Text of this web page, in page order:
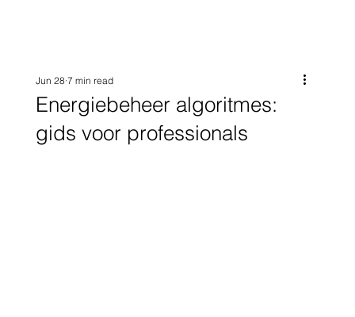
Energiebeheer algoritmes:
gids voor professionals
Jun 28 7 min read